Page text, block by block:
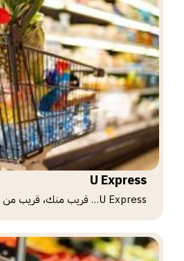
U Express
U Express… قريب منك، قريب من احتياجاتك